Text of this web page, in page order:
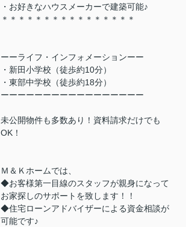
・お好きなハウスメーカーで建築可能♪
＊＊＊＊＊＊＊＊＊＊＊＊＊＊＊＊
ーーライフ・インフォメーションーー
・新田小学校（徒歩約10分）
・東部中学校（徒歩約18分）
ーーーーーーーーーーーーーーーーー
未公開物件も多数あり！資料請求だけでも
OK！
Ｍ＆Ｋホームでは、
◆お客様第一目線のスタッフが親身になって
お家探しのサポートを致します！！
◆住宅ローンアドバイザーによる資金相談が
可能です♪